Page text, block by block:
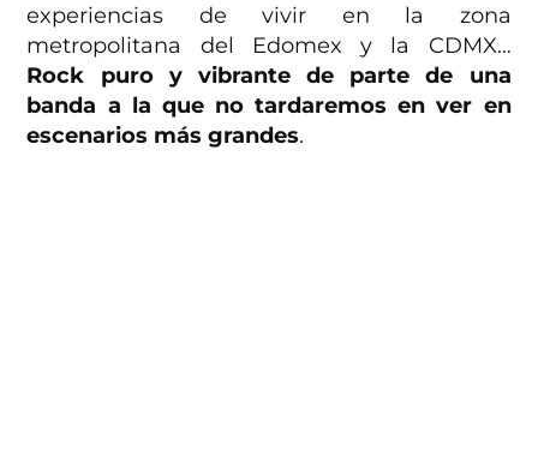
experiencias de vivir en la zona
metropolitana del Edomex y la CDMX…
Rock puro y vibrante de parte de una
banda a la que no tardaremos en ver en
escenarios más grandes.